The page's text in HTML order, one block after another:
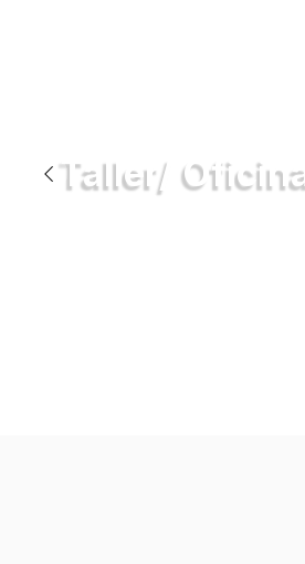
Taller/ Oficina